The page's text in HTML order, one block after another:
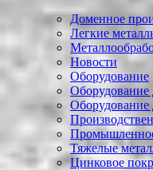
Доменное
Легкие
Новости
Оборудование
Оборудование
Оборудование
Тяжелые
Цинковое